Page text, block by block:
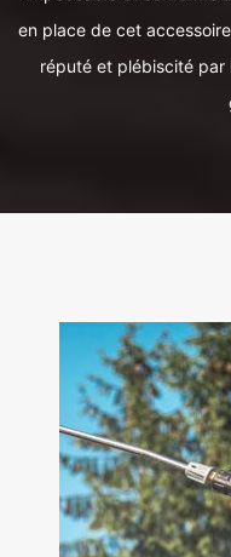
en place de cet
réputé et plébiscité par